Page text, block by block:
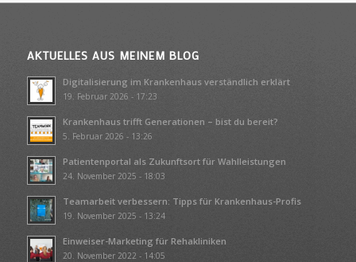
AKTUELLES AUS MEINEM BLOG
Digitalisierung im Krankenhaus verständlich erklärt
19. Februar 2026 - 17:23
Krankenhaus trifft Generationen – bist du bereit?
5. Februar 2026 - 13:26
Patientenportal als Zukunftsort für Wahlleistungen
24. November 2025 - 18:03
Teamarbeit verbessern: Tipps für Krankenhaus-Profis
19. November 2025 - 13:24
Einweiser-Marketing für Rehakliniken
20. November 2022 - 14:05